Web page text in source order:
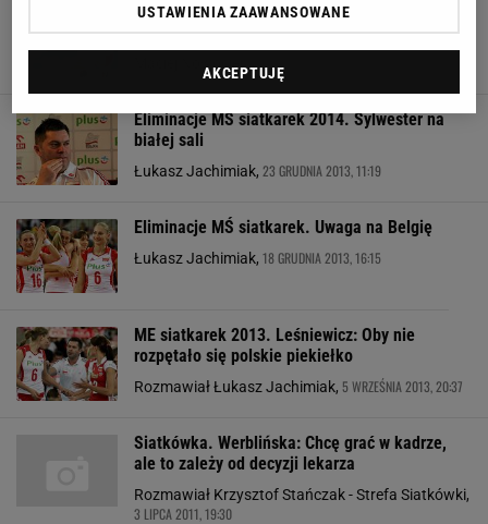
Anna Werblińska po meczu z Belgią: "Takie
błędy nie powinny się zdarzyć"
Eliminacje MŚ siatkarek 2014. Sylwester na
białej sali
Łukasz Jachimiak, 23 GRUDNIA 2013, 11:19
Eliminacje MŚ siatkarek. Uwaga na Belgię
Łukasz Jachimiak, 18 GRUDNIA 2013, 16:15
ME siatkarek 2013. Leśniewicz: Oby nie
rozpętało się polskie piekiełko
Rozmawiał Łukasz Jachimiak, 5 WRZEŚNIA 2013, 20:37
Siatkówka. Werblińska: Chcę grać w kadrze,
ale to zależy od decyzji lekarza
Rozmawiał Krzysztof Stańczak - Strefa Siatkówki,
3 LIPCA 2011, 19:30
USTAWIENIA ZAAWANSOWANE
AKCEPTUJĘ